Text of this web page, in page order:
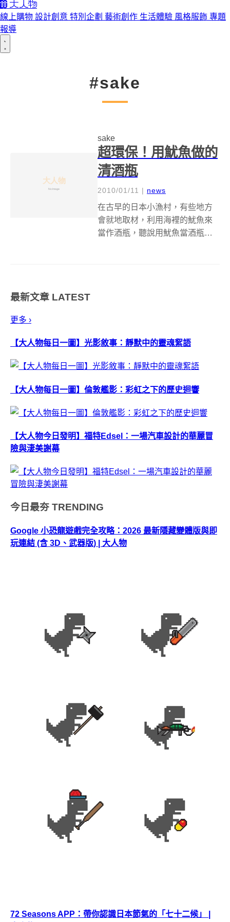
線上購物 設計創意 特別企劃 藝術創作 生活體驗 風格服飾 專題
報導
#sake
sake
超環保！用魷魚做的
清酒瓶
2010/01/11 | news
在古早的日本小漁村，有些地方
會就地取材，利用海裡的魷魚來
當作酒瓶，聽說用魷魚當酒瓶裝
最新文章 LATEST
更多 ›
【大人物每日一圖】光影敘事：靜默中的靈魂絮語
【大人物每日一圖】倫敦艦影：彩虹之下的歷史迴響
【大人物今日發明】福特Edsel：一場汽車設計的華麗冒
險與淒美謝幕
今日最夯 TRENDING
Google 小恐龍遊戲完全攻略：2026 最新隱藏變體版與即
玩連結 (含 3D、武器版) | 大人物
72 Seasons APP：帶你認識日本節氣的「七十二候」 |